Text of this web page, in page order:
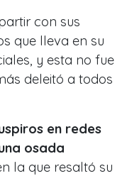
con sus
que lleva en su
y esta no fue
deleitó a todos
en redes
osada
la que resaltó su